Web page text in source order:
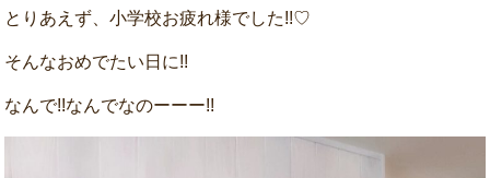
とりあえず、小学校お疲れ様でした!!♡
そんなおめでたい日に!!
なんで!!なんでなのーーー!!